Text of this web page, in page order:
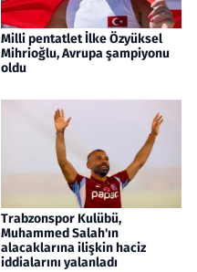
Milli pentatlet İlke Özyüksel
Mihrioğlu, Avrupa şampiyonu
oldu
Trabzonspor Kulübü,
Muhammed Salah'ın
alacaklarına ilişkin haciz
iddialarını yalanladı